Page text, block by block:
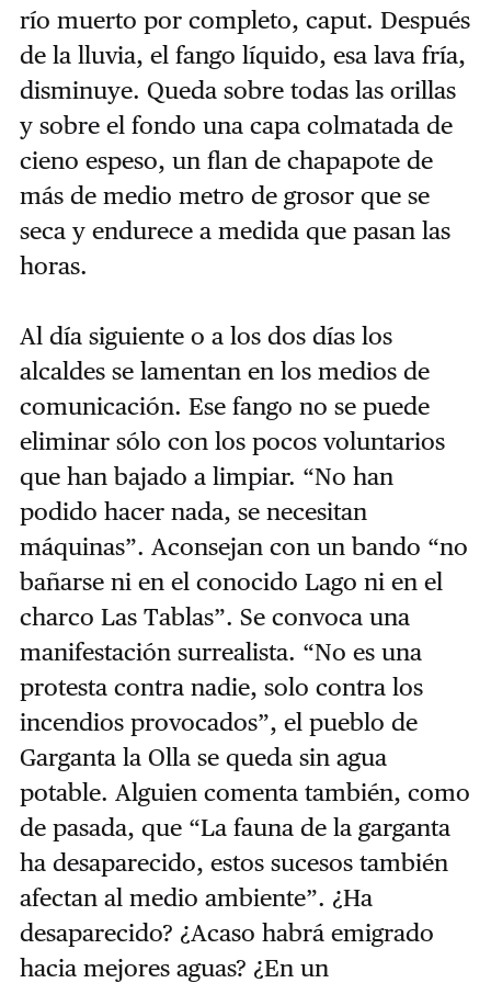
río muerto por completo, caput. Después
de la lluvia, el fango líquido, esa lava fría,
disminuye. Queda sobre todas las orillas
y sobre el fondo una capa colmatada de
cieno espeso, un flan de chapapote de
más de medio metro de grosor que se
seca y endurece a medida que pasan las
horas.
Al día siguiente o a los dos días los
alcaldes se lamentan en los medios de
comunicación. Ese fango no se puede
eliminar sólo con los pocos voluntarios
que han bajado a limpiar. “No han
podido hacer nada, se necesitan
máquinas”. Aconsejan con un bando “no
bañarse ni en el conocido Lago ni en el
charco Las Tablas”. Se convoca una
manifestación surrealista. “No es una
protesta contra nadie, solo contra los
incendios provocados”, el pueblo de
Garganta la Olla se queda sin agua
potable. Alguien comenta también, como
de pasada, que “La fauna de la garganta
ha desaparecido, estos sucesos también
afectan al medio ambiente”. ¿Ha
desaparecido? ¿Acaso habrá emigrado
hacia mejores aguas? ¿En un